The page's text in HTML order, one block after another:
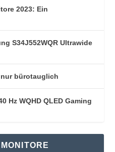
2023: Ein
S34J552WQR Ultrawide
bürotauglich
Hz WQHD QLED Gaming